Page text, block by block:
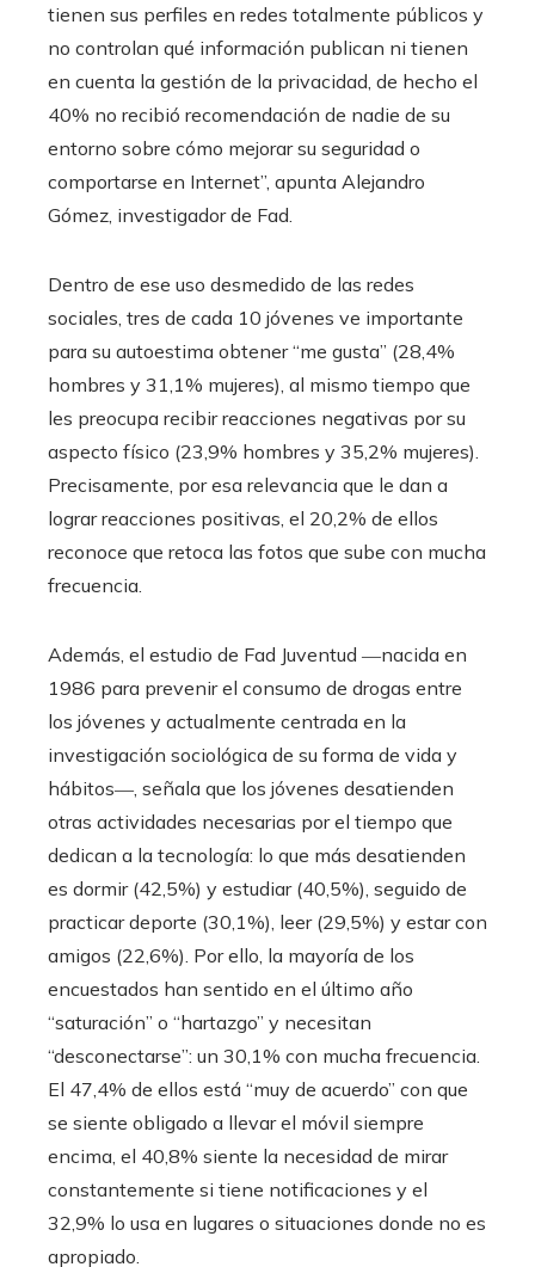
tienen sus perfiles en redes totalmente públicos y
no controlan qué información publican ni tienen
en cuenta la gestión de la privacidad, de hecho el
40% no recibió recomendación de nadie de su
entorno sobre cómo mejorar su seguridad o
comportarse en Internet”, apunta Alejandro
Gómez, investigador de Fad.
Dentro de ese uso desmedido de las redes
sociales, tres de cada 10 jóvenes ve importante
para su autoestima obtener “me gusta” (28,4%
hombres y 31,1% mujeres), al mismo tiempo que
les preocupa recibir reacciones negativas por su
aspecto físico (23,9% hombres y 35,2% mujeres).
Precisamente, por esa relevancia que le dan a
lograr reacciones positivas, el 20,2% de ellos
reconoce que retoca las fotos que sube con mucha
frecuencia.
Además, el estudio de Fad Juventud ―nacida en
1986 para prevenir el consumo de drogas entre
los jóvenes y actualmente centrada en la
investigación sociológica de su forma de vida y
hábitos―, señala que los jóvenes desatienden
otras actividades necesarias por el tiempo que
dedican a la tecnología: lo que más desatienden
es dormir (42,5%) y estudiar (40,5%), seguido de
practicar deporte (30,1%), leer (29,5%) y estar con
amigos (22,6%). Por ello, la mayoría de los
encuestados han sentido en el último año
“saturación” o “hartazgo” y necesitan
“desconectarse”: un 30,1% con mucha frecuencia.
El 47,4% de ellos está “muy de acuerdo” con que
se siente obligado a llevar el móvil siempre
encima, el 40,8% siente la necesidad de mirar
constantemente si tiene notificaciones y el
32,9% lo usa en lugares o situaciones donde no es
apropiado.